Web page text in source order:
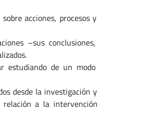
acciones, procesos y
–sus conclusiones,
estudiando de un modo
desde la investigación y
relación a la intervención